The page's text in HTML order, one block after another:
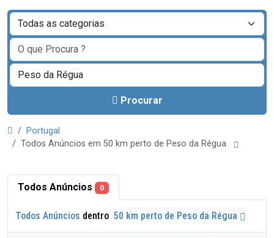
Procurar
Portugal
Todos Anúncios em 50 km perto de Peso da Régua
Todos Anúncios 0
Todos Anúncios dentro 50 km perto de Peso da Régua